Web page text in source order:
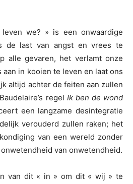
we? » is een onwaardige
de last van angst en vrees te
alle gevaren, het verlamt onze
in kooien te leven en laat ons
altijd achter de feiten aan zullen
regel Ik ben de wond
een langzame desintegratie
verouderd zullen raken; het
van een wereld zonder
van onwetendheid.
van dit « in » om dit « wij » te